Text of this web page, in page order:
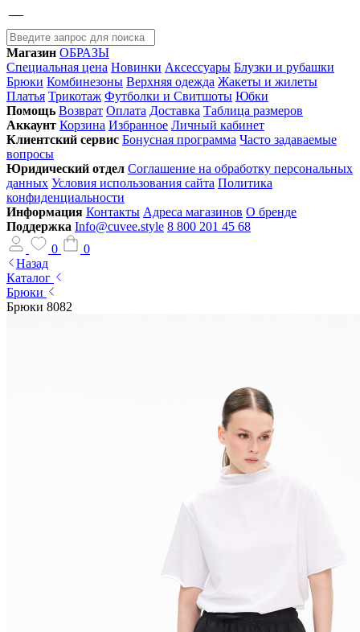
Магазин ОБРАЗЫ
Специальная цена Новинки Аксессуары Блузки и рубашки
Брюки Комбинезоны Верхняя одежда Жакеты и жилеты
Платья Трикотаж Футболки и Свитшоты Юбки
Помощь Возврат Оплата Доставка Таблица размеров
Аккаунт Корзина Избранное Личный кабинет
Клиентский сервис Бонусная программа Часто задаваемые
вопросы
Юридический отдел Соглашение на обработку персональных
данных Условия использования сайта Политика
конфиденциальности
Информация Контакты Адреса магазинов О бренде
Поддержка Info@cuvee.style 8 800 201 45 68
0
0
Назад
Каталог
Брюки
Брюки 8082